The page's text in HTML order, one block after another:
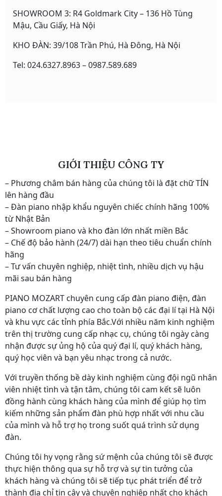
SHOWROOM 3: R4 Goldmark City – 136 Hồ Tùng
Mậu, Cầu Giấy, Hà Nội
KHO ĐÀN: 39/108 Trần Phú, Hà Đông, Hà Nội
Tel: 024.6327.8963 – 0987.589.689
GIỚI THIỆU CÔNG TY
– Phương châm bán hàng của chúng tôi là đặt chữ TÍN
lên hàng đầu
– Đàn piano nhập khẩu nguyên chiếc chính hãng 100%
từ Nhật Bản
– Showroom piano và kho đàn lớn nhất miền Bắc
– Chế độ bảo hành (24/7) dài hạn theo tiêu chuẩn chính
hãng
– Tư vấn chuyên nghiệp, nhiệt tình, nhiều dịch vụ hậu
mãi sau bán hàng
PIANO MOZART chuyên cung cấp đàn piano điện, đàn
piano cơ chất lượng cao cho toàn bộ các đại lí tại Hà Nội
và khu vực các tỉnh phía Bắc.Với nhiều năm kinh nghiệm
trên thị trường cung cấp nhạc cụ, chúng tôi ngày càng
nhận được sự ủng hộ của quý đại lí, quý khách hàng,
quý học viên và bạn yêu nhạc trong cả nước.
Với truyền thống bề dày kinh nghiệm cùng đội ngũ nhân
viên nhiệt tình và tận tâm, chúng tôi cam kết sẽ luôn
đồng hành cùng khách hàng của mình để giúp họ tìm
kiếm những sản phẩm đàn phù hợp nhất với nhu cầu
của mình và hỗ trợ họ trong suốt quá trình sử dụng
đàn.
Chúng tôi hy vọng rằng sứ mệnh của chúng tôi sẽ được
thực hiện thông qua sự hỗ trợ và sự tin tưởng của
khách hàng và chúng tôi sẽ tiếp tục phát triển để trở
thành địa chỉ tin cậy và chuyên nghiệp nhất cho khách